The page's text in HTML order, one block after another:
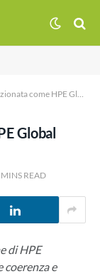
HPE Global Distribution Partner
Global
MINS READ
di HPE
coerenza e